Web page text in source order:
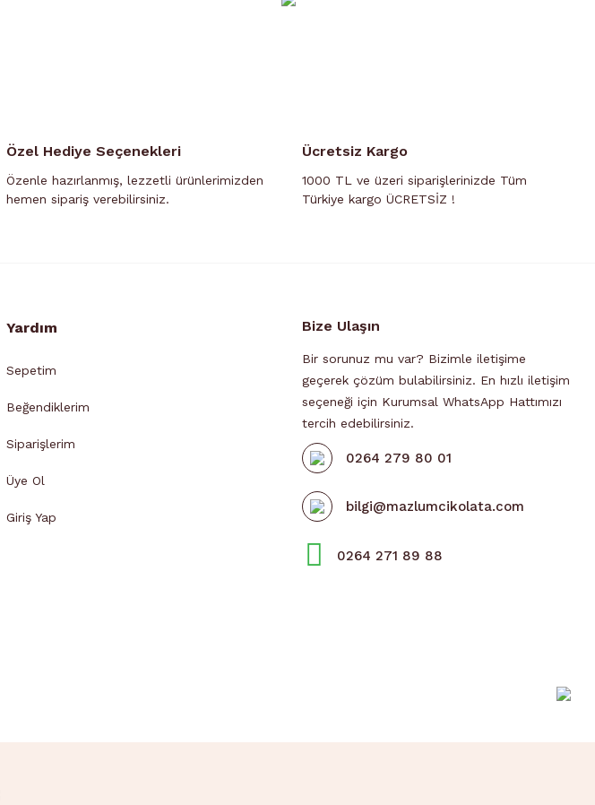
Özel Hediye Seçenekleri
Özenle hazırlanmış, lezzetli ürünlerimizden
hemen sipariş verebilirsiniz.
Ücretsiz Kargo
1000 TL ve üzeri siparişlerinizde Tüm
Türkiye kargo ÜCRETSİZ !
Yardım
Sepetim
Beğendiklerim
Siparişlerim
Üye Ol
Giriş Yap
Bize Ulaşın
Bir sorunuz mu var? Bizimle iletişime
geçerek çözüm bulabilirsiniz. En hızlı iletişim
seçeneği için Kurumsal WhatsApp Hattımızı
tercih edebilirsiniz.
0264 279 80 01
bilgi@mazlumcikolata.com
0264 271 89 88